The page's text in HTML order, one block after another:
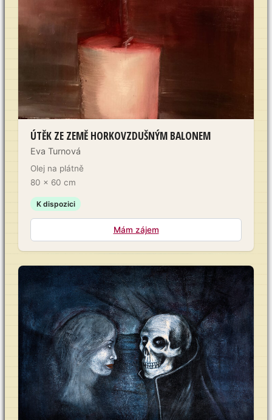
ÚTĚK ZE ZEMĚ HORKOVZDUŠNÝM BALONEM
Eva Turnová
Olej na plátně
80 × 60 cm
K dispozici
Mám zájem